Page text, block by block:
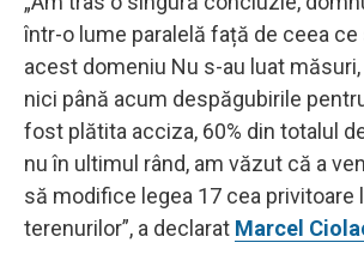
într-o lume paralelă față de ceea
acest domeniu Nu s-au luat
nici până acum despăgubirile
fost plătita acciza, 60% din totalul
nu în ultimul rând, am văzut că a
să modifice legea 17 cea privitoare
terenurilor”, a declarat Marcel